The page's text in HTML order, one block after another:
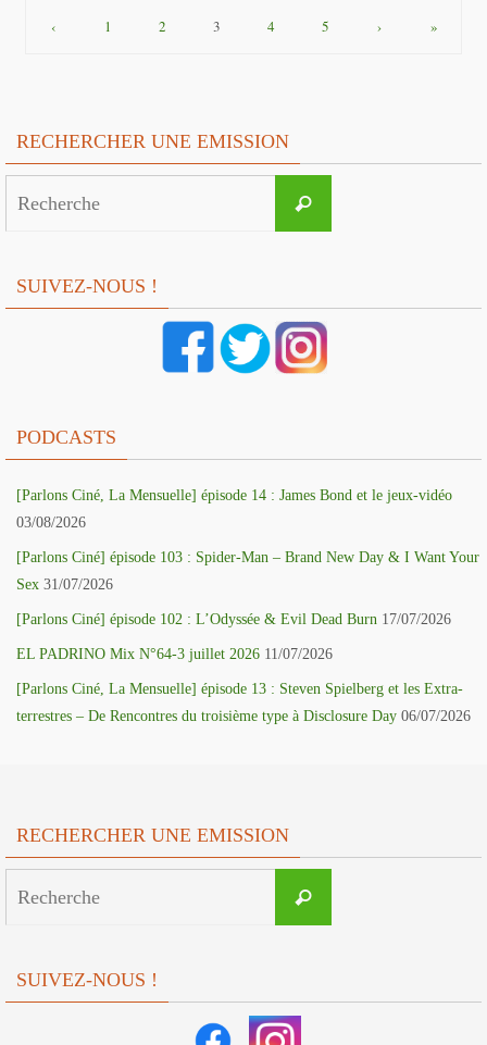
‹ 1 2 3 4 5 › »
RECHERCHER UNE EMISSION
Recherche
SUIVEZ-NOUS !
PODCASTS
[Parlons Ciné, La Mensuelle] épisode 14 : James Bond et le jeux-vidéo
03/08/2026
[Parlons Ciné] épisode 103 : Spider-Man – Brand New Day & I Want Your
Sex 31/07/2026
[Parlons Ciné] épisode 102 : L’Odyssée & Evil Dead Burn 17/07/2026
EL PADRINO Mix N°64-3 juillet 2026 11/07/2026
[Parlons Ciné, La Mensuelle] épisode 13 : Steven Spielberg et les Extra-
terrestres – De Rencontres du troisième type à Disclosure Day 06/07/2026
RECHERCHER UNE EMISSION
Recherche
SUIVEZ-NOUS !